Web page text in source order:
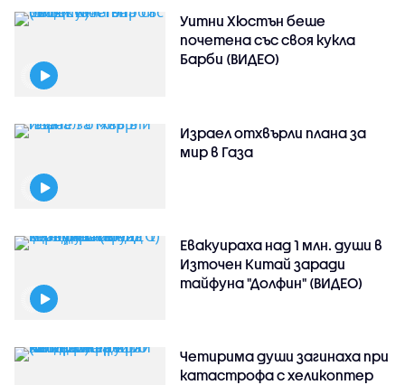
Уитни Хюстън беше
почетена със своя кукла
Барби (ВИДЕО)
Израел отхвърли плана за
мир в Газа
Евакуираха над 1 млн. души в
Източен Китай заради
тайфуна "Долфин" (ВИДЕО)
Четирима души загинаха при
катастрофа с хеликоптер